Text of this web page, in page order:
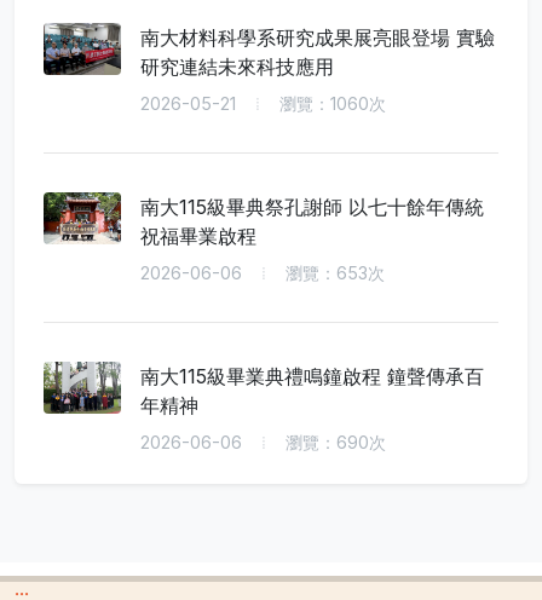
南大材料科學系研究成果展亮眼登場 實驗
研究連結未來科技應用
2026-05-21 瀏覽：1060次
南大115級畢典祭孔謝師 以七十餘年傳統
祝福畢業啟程
2026-06-06 瀏覽：653次
南大115級畢業典禮鳴鐘啟程 鐘聲傳承百
年精神
2026-06-06 瀏覽：690次